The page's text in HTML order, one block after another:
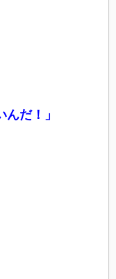
だ！」